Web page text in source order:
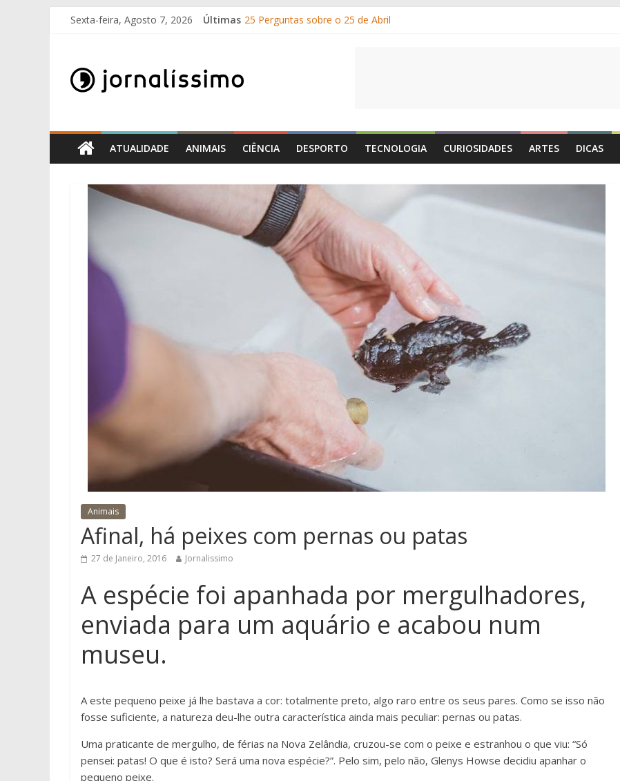
Sexta-feira, Agosto 7, 2026 Últimas 25 Perguntas sobre o 25 de Abril
Jornalissimo
Jornalissimo
ATUALIDADE ANIMAIS CIÊNCIA DESPORTO TECNOLOGIA CURIOSIDADES ARTES DICAS
Animais
Afinal, há peixes com pernas ou patas
27 de Janeiro, 2016 Jornalissimo
A espécie foi apanhada por mergulhadores,
enviada para um aquário e acabou num
museu.
A este pequeno peixe já lhe bastava a cor: totalmente preto, algo raro entre os seus pares. Como se isso não
fosse suficiente, a natureza deu-lhe outra característica ainda mais peculiar: pernas ou patas.
Uma praticante de mergulho, de férias na Nova Zelândia, cruzou-se com o peixe e estranhou o que viu: “Só
pensei: patas! O que é isto? Será uma nova espécie?”. Pelo sim, pelo não, Glenys Howse decidiu apanhar o
pequeno peixe.